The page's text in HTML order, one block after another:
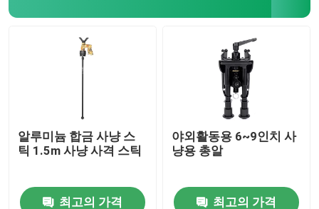
발사용 비포드
사냥용 소총 양각대
트리거 바
3각
알루미늄 합금 사냥 스
틱 1.5m 사냥 사격 스틱
최고의 가격
야외활동용 6~9인치 사
냥용 총알
최고의 가격